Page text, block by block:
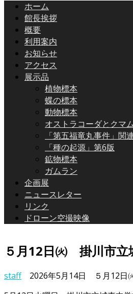
ホーム
館長挨拶
概要
利用案内
お知らせ
アクセス
展示品
植物標本
蝶の標本
動物標本
オストラコーダとクマ
「第五福竜丸事件」関
「種の起源」第6版
鉱物標本
ガムラン
企画展
ニュースレター
リンク
ドローン空撮映像
５月12日㈫ 掛川市立
staff 2026年5月14日 ５月12日